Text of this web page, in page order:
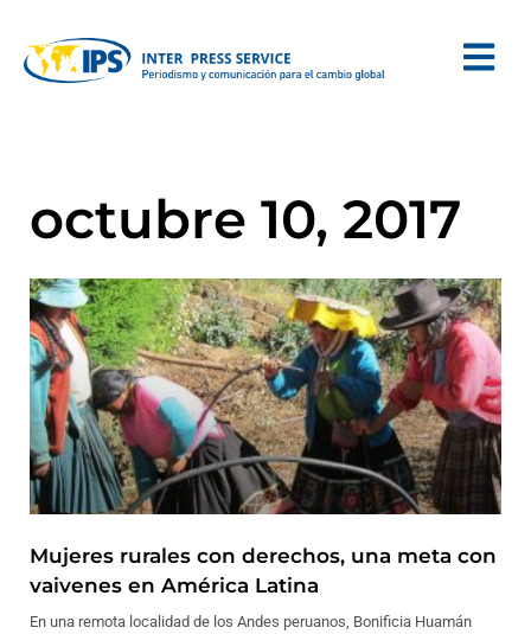
octubre 10, 2017
Mujeres rurales con derechos, una meta con
vaivenes en América Latina
En una remota localidad de los Andes peruanos, Bonificia Huamán